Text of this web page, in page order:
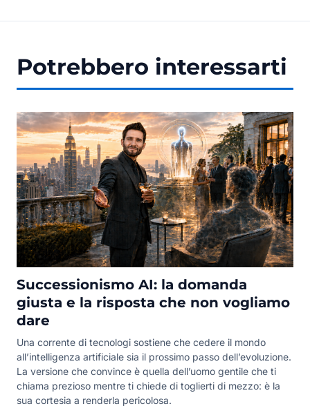
Potrebbero interessarti
Successionismo AI: la domanda
giusta e la risposta che non vogliamo
dare
Una corrente di tecnologi sostiene che cedere il mondo
all’intelligenza artificiale sia il prossimo passo dell’evoluzione.
La versione che convince è quella dell’uomo gentile che ti
chiama prezioso mentre ti chiede di toglierti di mezzo: è la
sua cortesia a renderla pericolosa.